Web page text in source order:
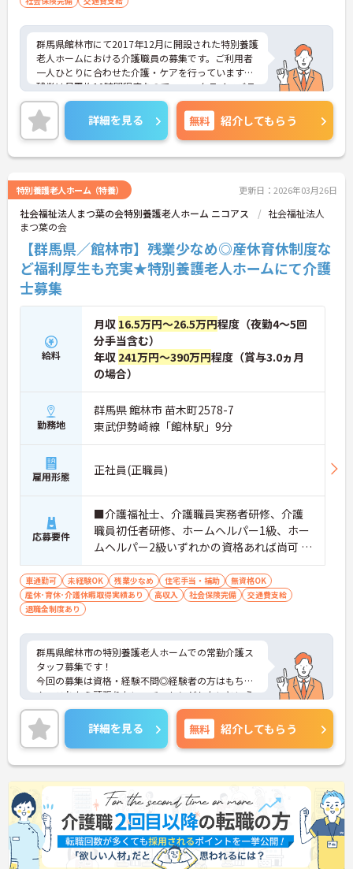
群馬県館林市にて2017年12月に開設された特別養護
老人ホームにおける介護職員の募集です。ご利用者
一人ひとりに合わせた介護・ケアを行っています。
残業は月平均10時間程度なので、ワークライフバラ
ンスを保ちながらご勤務いただけます。また、マイ
カー通勤が可能なので通勤が苦になりません。
ご興味のある方には、面接対策ポイントなど、さら
に詳細をお話しいたしますのでお気軽にご相談くだ
さい！
詳細を見る 無料 紹介してもらう
特別養護老人ホーム（特養） 更新日：2026年03月26日
社会福祉法人まつ葉の会特別養護老人ホーム ニコアス
社会福祉法人
まつ葉の会
【群馬県／館林市】残業少なめ◎産休育休制度な
ど福利厚生も充実★特別養護老人ホームにて介護
士募集
給料
月収 16.5万円～26.5万円程度（夜勤4～5回
分手当含む）
年収 241万円～390万円程度（賞与3.0ヵ月
の場合）
勤務地
群馬県 館林市 苗木町2578-7
東武伊勢崎線「館林駅」9分
雇用形態 正社員(正職員)
応募要件
■介護福祉士、介護職員実務者研修、介護
職員初任者研修、ホームヘルパー1級、ホー
ムヘルパー2級いずれかの資格あれば尚可 ※
無資格・未経験相談可能 ■普通自動車運転
免許
車通勤可 未経験OK 残業少なめ 住宅手当・補助
無資格OK
産休･育休･介護休暇取得実績あり
高収入 社会保険完備
交通費支給
退職金制度あり
群馬県館林市の特別養護老人ホームでの常勤介護ス
タッフ募集です！
今回の募集は資格・経験不問◎経験者の方はもちろ
ん、これから頑張りたい、チャレンジしたいという
方にもオススメの求人です！
休日の相談可能、残業も少なくプライベートも大切
にしながら働ける環境です。
またマイカー通勤OKなので、通勤のストレスが少な
いのも嬉しいポイントです。
ご興味ある方には、面接のポイントなど、さらに詳
細をお話致しますのでお気軽にご相談ください。
詳細を見る 無料 紹介してもらう